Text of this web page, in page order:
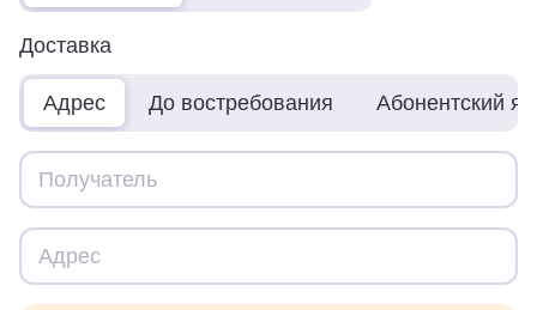
Доставка
Адрес До востребования Абонентский